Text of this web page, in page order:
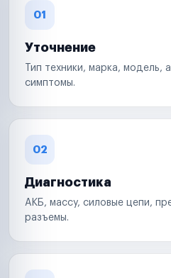
01
Уточнение
Тип техники, марка,
симптомы.
02
Диагностика
АКБ, массу, силовые цепи,
разъемы.